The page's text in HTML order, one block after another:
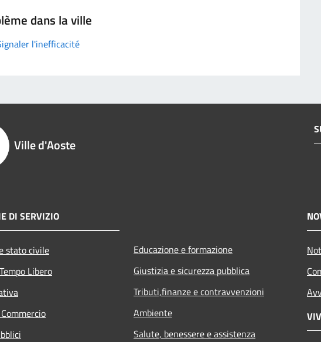
dans la ville
l'inefficacité
Ville d'Aoste
DI SERVIZIO
stato civile
Libero
Educazione e formazione
Giustizia e sicurezza pubblica
Tributi,finanze e contravvenzioni
Ambiente
Salute, benessere e assistenza